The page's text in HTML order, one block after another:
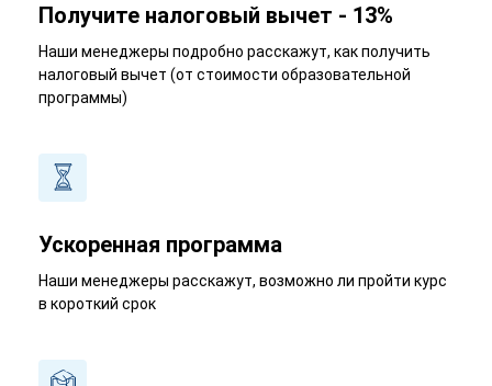
Получите налоговый вычет - 13%
Наши менеджеры подробно расскажут, как получить
налоговый вычет (от стоимости образовательной
программы)
Ускоренная программа
Наши менеджеры расскажут, возможно ли пройти курс
в короткий срок